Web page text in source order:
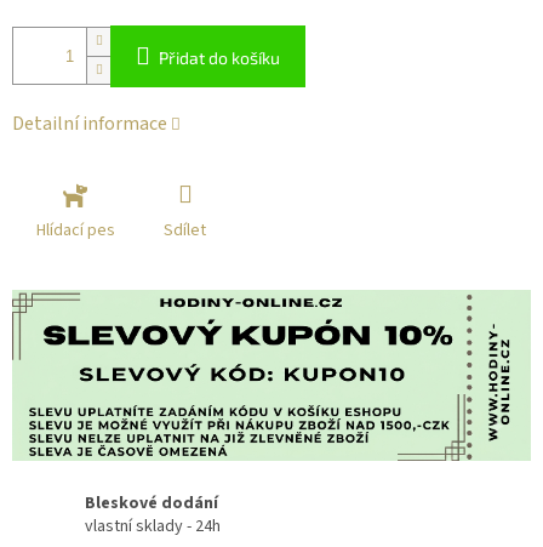
Přidat do košíku
Detailní informace
Hlídací pes Sdílet
Bleskové dodání
vlastní sklady - 24h